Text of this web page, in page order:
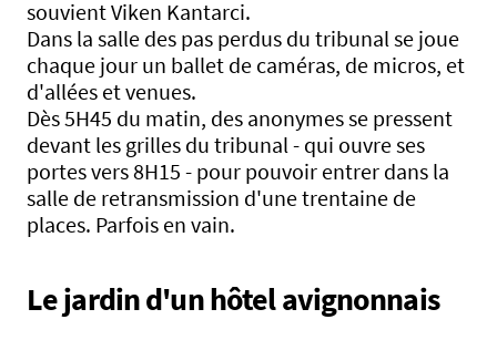
souvient Viken Kantarci.
Dans la salle des pas perdus du tribunal se joue
chaque jour un ballet de caméras, de micros, et
d'allées et venues.
Dès 5H45 du matin, des anonymes se pressent
devant les grilles du tribunal - qui ouvre ses
portes vers 8H15 - pour pouvoir entrer dans la
salle de retransmission d'une trentaine de
places. Parfois en vain.
Le jardin d'un hôtel avignonnais